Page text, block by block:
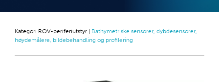
Kategori ROV-periferiutstyr
Bathymetriske sensorer, dybdesensorer,
høydemålere, bildebehandling og profilering